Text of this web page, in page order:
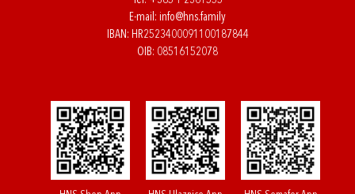
E-mail: info@hns.family
IBAN: HR2523400091100187844
OIB: 08516152078